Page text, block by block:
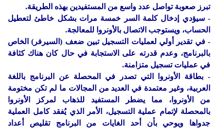
تبرز صعوبة تواصل عدد واسع من المستفيدين بهذه الطريقة.
- سيؤدي إدخال كلمة السر خمسة مرات بشكل خاطئ لتعطيل
الحساب، ويستوجب الاتصال بالأونروا للمعالجة.
- في تقدير أولي لعمليات التسجيل تبين ضعف (السيرفر) الخاص
بالبرنامج، وعدم قدرته على الاستجابة في حال كان هناك كثافة
في عمليات تسجيل متزامنة.
- بطاقة الأونروا التي تصدر في المحصلة عن البرنامج باللغة
العربية، وغير معتمدة في العديد من المجالات ما لم تكن مختومة
من الأونروا، مما يضطر المستفيد للذهاب لمركز الأونروا
بالمحصلة لإتمام عملية التسجيل، الأمر الذي يُفقد كامل العملية
جدواها ويوحي بأن أحد الغايات من البرنامج تقليص أعداد